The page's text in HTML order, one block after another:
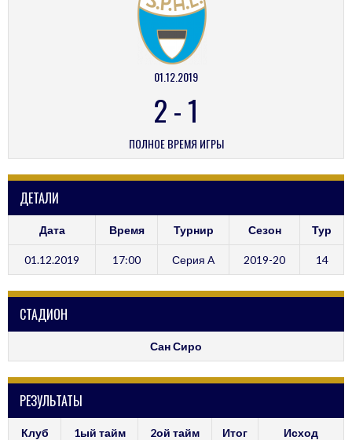
01.12.2019
2-1
ПОЛНОЕ ВРЕМЯ ИГРЫ
ДЕТАЛИ
Дата Время Турнир Сезон Тур
01.12.2019 17:00 Серия А 2019-20 14
СТАДИОН
Сан Сиро
РЕЗУЛЬТАТЫ
Клуб 1ый тайм 2ой тайм Итог Исход